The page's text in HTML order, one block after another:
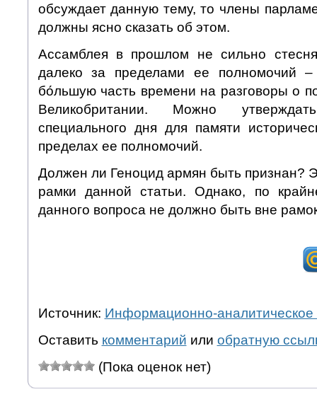
обсуждает данную тему, то члены
должны ясно сказать об этом.
Ассамблея в прошлом не сильно
далеко за пределами ее полномочий
бо́льшую часть времени на разговоры о
Великобритании. Можно
специального дня для памяти
пределах ее полномочий.
Должен ли Геноцид армян быть признан?
рамки данной статьи. Однако, по
данного вопроса не должно быть вне
Источник: Информационно-аналитическое
Оставить комментарий или обратную
(Пока оценок нет)